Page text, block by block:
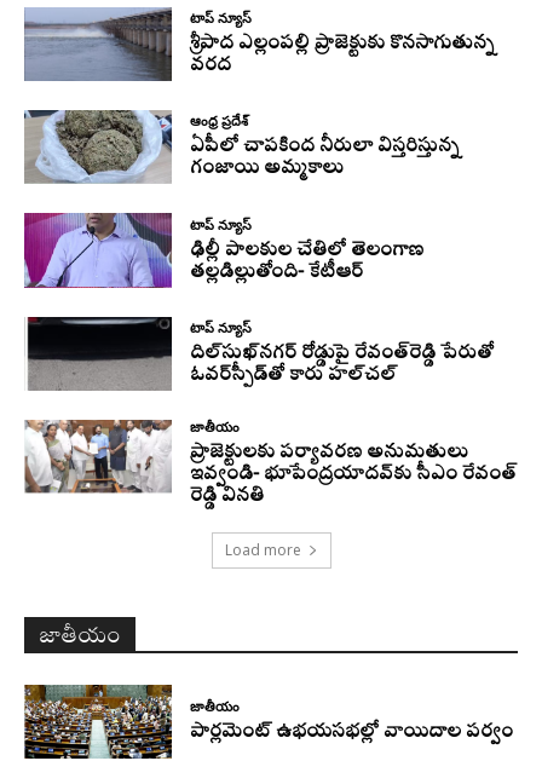
టాప్ న్యూస్
శ్రీపాద ఎల్లంపల్లి ప్రాజెక్టుకు కొనసాగుతున్న
వరద
ఆంధ్ర ప్రదేశ్
ఏపీలో చాపకింద నీరులా విస్తరిస్తున్న
గంజాయి అమ్మకాలు
టాప్ న్యూస్
ఢిల్లీ పాలకుల చేతిలో తెలంగాణ
తల్లడిల్లుతోంది- కేటీఆర్
టాప్ న్యూస్
దిల్‌సుఖ్‌నగర్‌ రోడ్డుపై రేవంత్‌రెడ్డి పేరుతో
ఓవర్‌స్పీడ్‌తో కారు హల్‌చల్‌
జాతీయం
ప్రాజెక్టులకు పర్యావరణ అనుమతులు
ఇవ్వండి- భూపేంద్రయాదవ్‌కు సీఎం రేవంత్‌
రెడ్డి వినతి
Load more
జాతీయం
జాతీయం
పార్లమెంట్ ఉభయసభల్లో వాయిదాల పర్వం